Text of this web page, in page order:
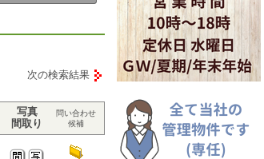
次の検索結果
写真
間取り
問い合わせ
候補